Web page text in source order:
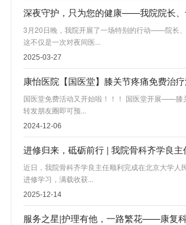
3月20日晚，我院开展了一场特别的行动——院长、
这不仅是一次对夜间医...
2025-03-27
康怡医院【国医堂】膝关节疼痛免费治疗
国医堂免费活动又开始啦！！！ 国医堂开展——膝
转发朋友圈即可预...
2024-12-06
近日，我院骨科齐学良主任顺利完成在北京大学人
进修学习，满载收获...
2025-12-14
服务之星|护理有他，一路繁花——康复